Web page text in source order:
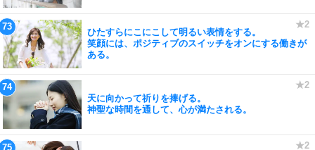
ひたすらにこにこして明るい表情をする。
笑顔には、ポジティブのスイッチをオンにする働きが
ある。
天に向かって祈りを捧げる。
神聖な時間を通して、心が満たされる。